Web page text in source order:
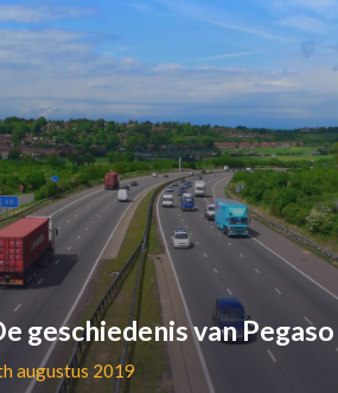
geschiedenis van Pegaso
augustus 2019